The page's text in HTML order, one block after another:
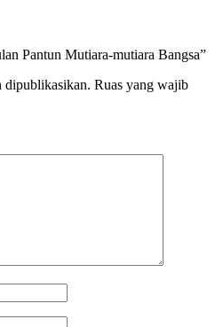
Pantun Mutiara-mutiara Bangsa”
dipublikasikan. Ruas yang wajib